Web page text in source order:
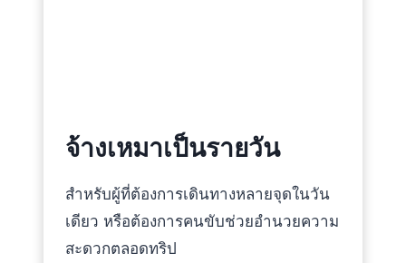
จ้างเหมาเป็นรายวัน
สำหรับผู้ที่ต้องการเดินทางหลายจุดในวัน
เดียว หรือต้องการคนขับช่วยอำนวยความ
สะดวกตลอดทริป